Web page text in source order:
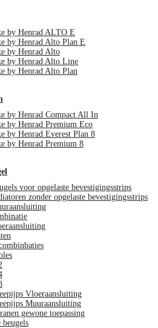
by Henrad ALTO E
by Henrad Alto Plan E
by Henrad Alto
by Henrad Alto Line
by Henrad Alto Plan
by Henrad Compact All In
by Henrad Premium Eco
by Henrad Everest Plan 8
by Henrad Premium 8
voor opgelaste bevestigingsstrips
zonder opgelaste bevestigingsstrips
Vloeraansluiting
Muuraansluiting
gewone toepassing
beugels